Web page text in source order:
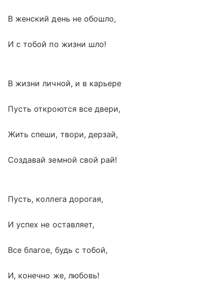
В женский день не обошло,
И с тобой по жизни шло!
В жизни личной, и в карьере
Пусть откроются все двери,
Жить спеши, твори, дерзай,
Создавай земной свой рай!
Пусть, коллега дорогая,
И успех не оставляет,
Все благое, будь с тобой,
И, конечно же, любовь!